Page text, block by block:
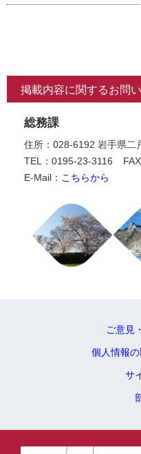
掲載内容に関するお問
総務課
住所：028-6192 岩手県二
TEL：0195-23-3116
E-Mail： こちらから
ご意見
個人情報
サ